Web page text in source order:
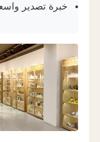
خبرة تصدير واسعة